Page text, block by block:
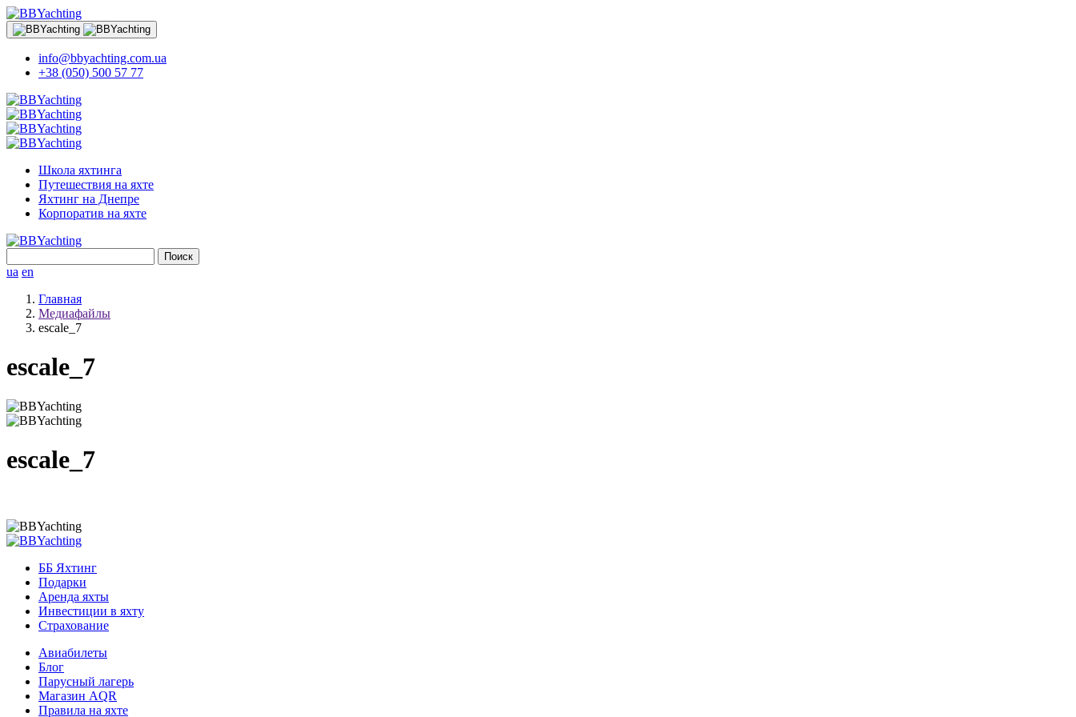
info@bbyachting.com.ua
+38 (050) 500 57 77
Школа яхтинга
Путешествия на яхте
Яхтинг на Днепре
Корпоратив на яхте
ua en
Главная
Медиафайлы
escale_7
escale_7
escale_7
ББ Яхтинг
Подарки
Аренда яхты
Инвестиции в яхту
Страхование
Авиабилеты
Блог
Парусный лагерь
Магазин AQR
Правила на яхте